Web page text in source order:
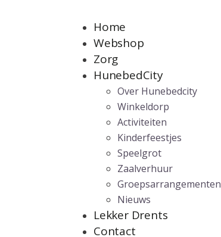
Home
Webshop
Zorg
HunebedCity
Over Hunebedcity
Winkeldorp
Activiteiten
Kinderfeestjes
Speelgrot
Zaalverhuur
Groepsarrangementen
Nieuws
Lekker Drents
Contact